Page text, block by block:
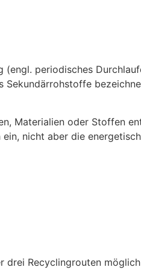
periodisches
Materialien oder Stoffen
nicht aber die
Recyclingrouten